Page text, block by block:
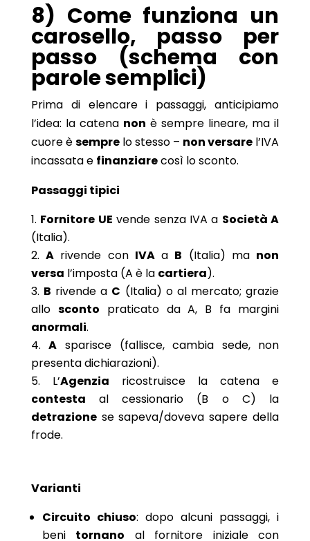
8) Come funziona un
carosello, passo per
passo (schema con
parole semplici)
Prima di elencare i passaggi, anticipiamo
l’idea: la catena non è sempre lineare, ma il
cuore èsemprelo stesso – non versare l’IVA
incassata e finanziarecosì lo sconto.
Passaggi tipici
Fornitore UE vende senza IVA a Società A
(Italia).
A rivende con IVAa B (Italia) ma non
versa l’imposta (A è la cartiera).
B rivende a C (Italia) o al mercato; grazie
allo sconto praticato da A, B fa margini
anormali.
A sparisce (fallisce, cambia sede, non
presenta dichiarazioni).
L’Agenzia ricostruisce la catena e
contesta al cessionario (B o C) la
detrazionese sapeva/doveva sapere della
frode.
Varianti
Circuito chiuso: dopo alcuni passaggi, i
beni tornano al fornitore iniziale con